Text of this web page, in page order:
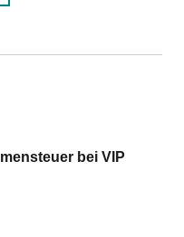
bei VIP